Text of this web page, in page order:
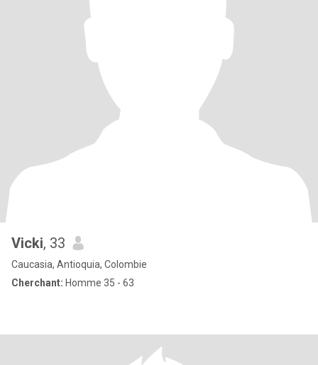
Vicki, 33
Caucasia, Antioquia, Colombie
Cherchant: Homme 35 - 63